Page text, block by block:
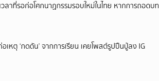
วลาที่รอก่อโศกนาฏกรรมรอบใหม่ในไทย หากการถอดบท
เหตุ ‘กดดัน’ จากการเรียน เคยโพสต์รูปปืนปู่ลง IG